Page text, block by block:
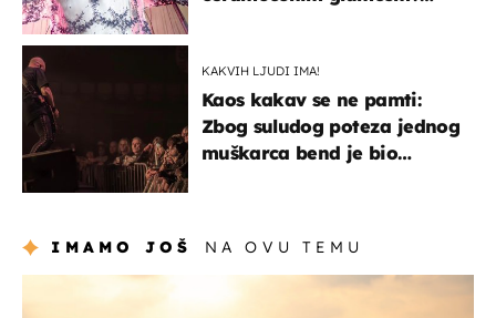
KAKVIH LJUDI IMA!
Kaos kakav se ne pamti:
Zbog suludog poteza jednog
muškarca bend je bio
IMAMO JOŠ NA OVU TEMU